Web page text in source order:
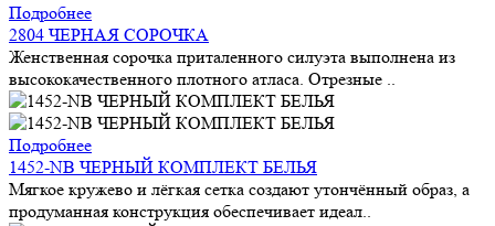
Подробнее
2804 ЧЕРНАЯ СОРОЧКА
Женственная сорочка приталенного силуэта выполнена из
высококачественного плотного атласа. Отрезные ..
Подробнее
1452-NB ЧЕРНЫЙ КОМПЛЕКТ БЕЛЬЯ
Мягкое кружево и лёгкая сетка создают утончённый образ, а
продуманная конструкция обеспечивает идеал..